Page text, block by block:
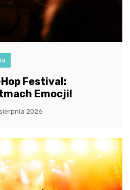
Festival:
Emocji!
2026